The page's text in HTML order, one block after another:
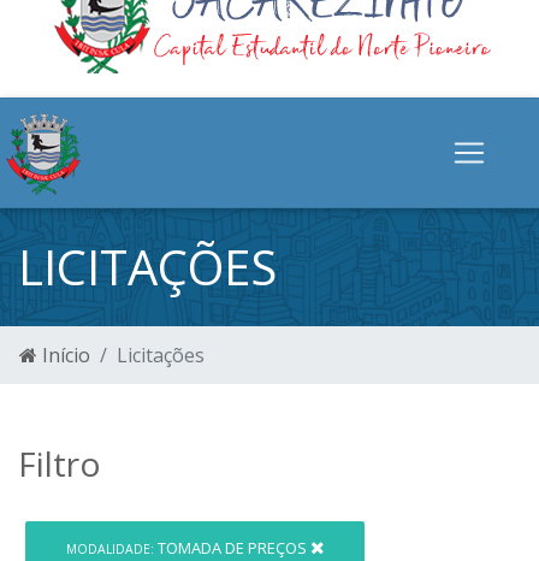
LICITAÇÕES
Início Licitações
Filtro
MODALIDADE: TOMADA DE PREÇOS